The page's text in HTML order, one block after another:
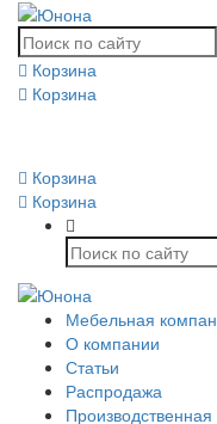
Корзина
Корзина
Корзина
Корзина
Мебельная
О компании
Статьи
Распродажа